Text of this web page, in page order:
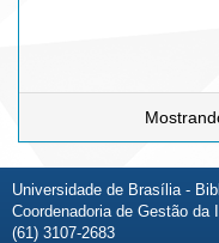
Universidade de Brasília -
Coordenadoria de Gestão da
(61) 3107-2683